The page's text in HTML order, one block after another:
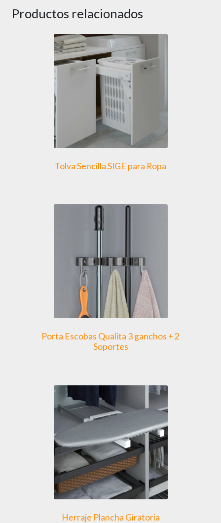
Productos relacionados
Tolva Sencilla SIGE para Ropa
Porta Escobas Qualita 3 ganchos + 2
Soportes
Herraje Plancha Giratoria